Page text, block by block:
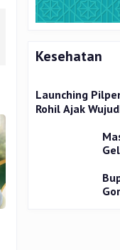
Kesehatan
Launching
Rohil Ajak